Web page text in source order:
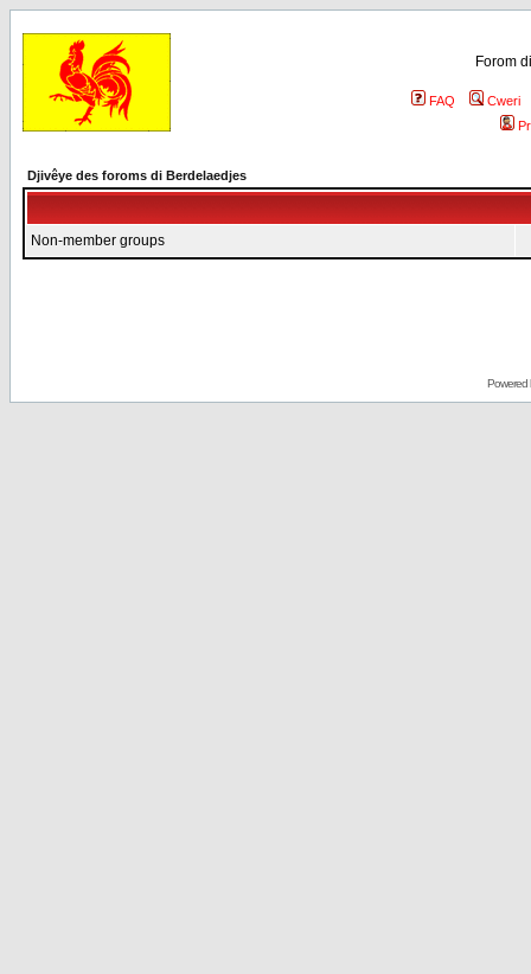
Forom
FAQ
Cweri
Djivêye des foroms di Berdelaedjes
Non-member groups
Powered